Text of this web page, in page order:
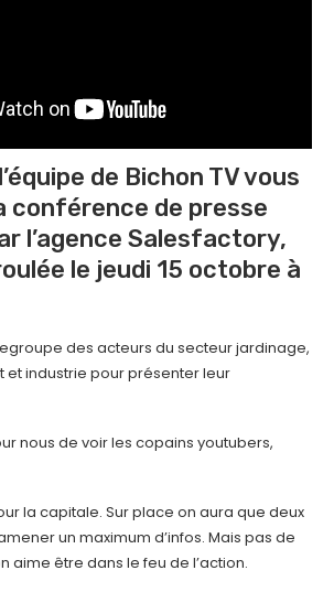
de Bichon TV vous
conférence de presse
l’agence Salesfactory,
le jeudi 15 octobre à
des acteurs du secteur jardinage,
industrie pour présenter leur
nous de voir les copains youtubers,
la capitale. Sur place on aura que deux
un maximum d’infos. Mais pas de
aime être dans le feu de l’action.